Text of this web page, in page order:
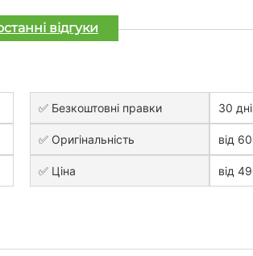
відгуки
✅ Безкоштовні правки 30
✅ Оригінальність від
✅ Ціна від